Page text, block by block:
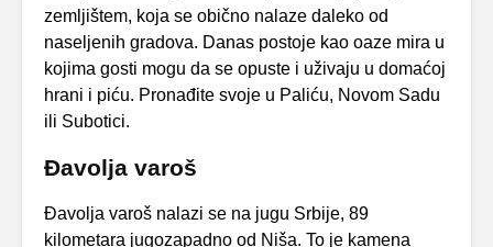
zemljištem, koja se obično nalaze daleko od
naseljenih gradova. Danas postoje kao oaze mira u
kojima gosti mogu da se opuste i uživaju u domaćoj
hrani i piću. Pronađite svoje u Paliću, Novom Sadu
ili Subotici.
Đavolja varoš
Đavolja varoš nalazi se na jugu Srbije, 89
kilometara jugozapadno od Niša. To je kamena